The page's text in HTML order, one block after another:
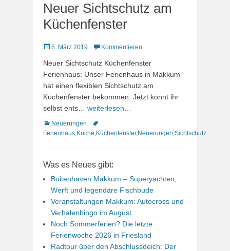
Neuer Sichtschutz am
Küchenfenster
Veröffentlicht
8. März 2019 Kommentieren
Neuer Sichtschutz Küchenfenster
Ferienhaus: Unser Ferienhaus in Makkum
hat einen flexiblen Sichtschutz am
Küchenfenster bekommen. Jetzt könnt ihr
selbst ents… weiterlesen…
Kategorien
Neuerungen
Schlagworte
Ferienhaus,Küche,Küchenfenster,Neuerungen,Sichtschutz
Was es Neues gibt:
Buitenhaven Makkum – Superyachten,
Werft und legendäre Fischbude
Veranstaltungen Makkum: Autocross und
Verhalenbingo im August
Noch Sommerferien? Die letzte
Ferienwoche 2026 in Friesland
Radtour über den Abschlussdeich: Der